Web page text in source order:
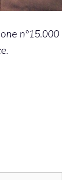
n°15.000